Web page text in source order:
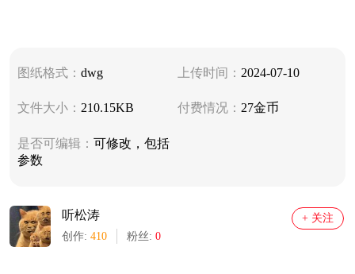
图纸格式： dwg 上传时间： 2024-07-10
文件大小： 210.15KB 付费情况： 27金币
是否可编辑： 可修改，包括
参数
听松涛
创作: 410 粉丝: 0
+ 关注